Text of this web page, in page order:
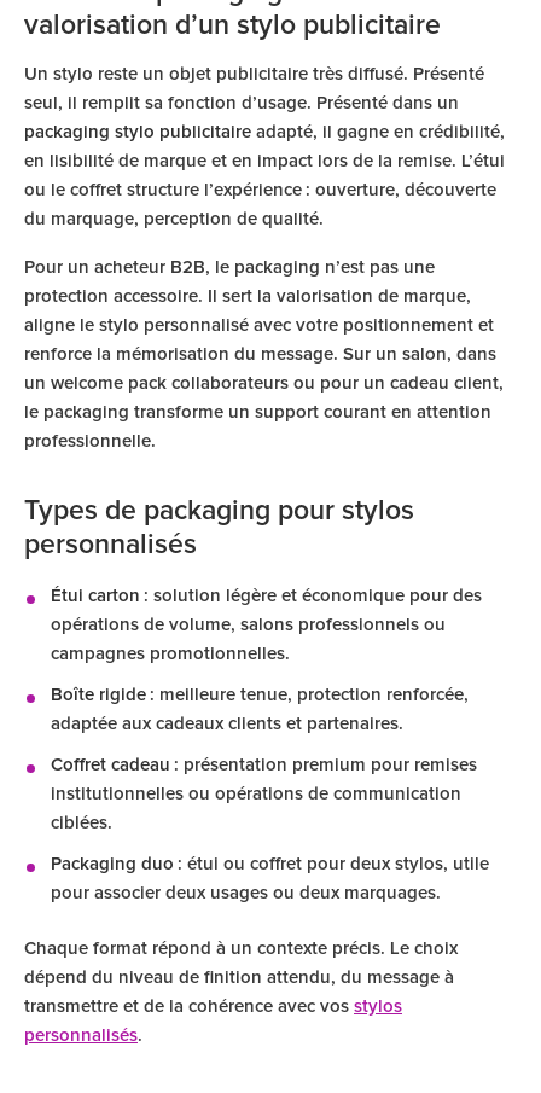
valorisation d’un stylo publicitaire
Un stylo reste un objet publicitaire très diffusé. Présenté
seul, il remplit sa fonction d’usage. Présenté dans un
packaging stylo publicitaire adapté, il gagne en crédibilité,
en lisibilité de marque et en impact lors de la remise. L’étui
ou le coffret structure l’expérience : ouverture, découverte
du marquage, perception de qualité.
Pour un acheteur B2B, le packaging n’est pas une
protection accessoire. Il sert la valorisation de marque,
aligne le stylo personnalisé avec votre positionnement et
renforce la mémorisation du message. Sur un salon, dans
un welcome pack collaborateurs ou pour un cadeau client,
le packaging transforme un support courant en attention
professionnelle.
Types de packaging pour stylos
personnalisés
Étui carton : solution légère et économique pour des
opérations de volume, salons professionnels ou
campagnes promotionnelles.
Boîte rigide : meilleure tenue, protection renforcée,
adaptée aux cadeaux clients et partenaires.
Coffret cadeau : présentation premium pour remises
institutionnelles ou opérations de communication
ciblées.
Packaging duo : étui ou coffret pour deux stylos, utile
pour associer deux usages ou deux marquages.
Chaque format répond à un contexte précis. Le choix
dépend du niveau de finition attendu, du message à
transmettre et de la cohérence avec vos stylos
personnalisés.